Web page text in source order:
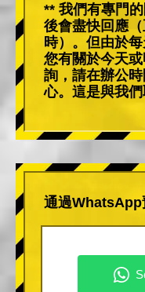
** 我們有專門
後會盡快回應
時）。但由於
您有關於今天
詢，請在辦公
心。這是與我
通過WhatsApp